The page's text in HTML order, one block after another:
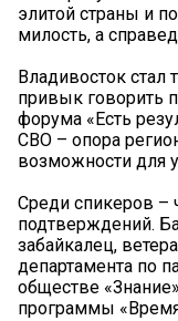
элитой страны и
милость, а
Владивосток стал
привык говорить
форума «Есть
СВО – опора
возможности для
Среди спикеров –
подтверждений.
забайкалец,
департамента по
обществе
программы